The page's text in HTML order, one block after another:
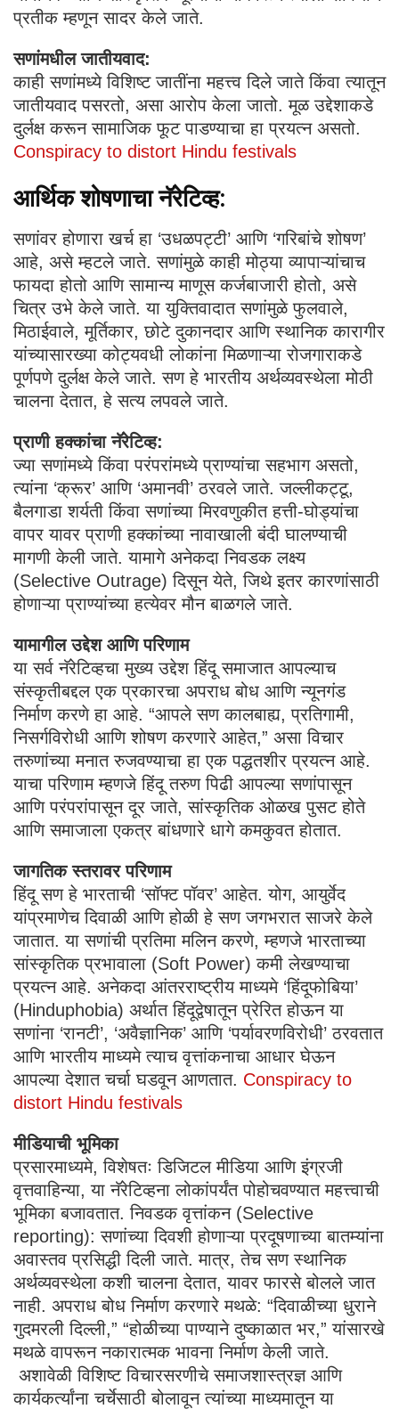
प्रतीक म्हणून सादर केले जाते.
सणांमधील जातीयवाद:
काही सणांमध्ये विशिष्ट जातींना महत्त्व दिले जाते किंवा त्यातून
जातीयवाद पसरतो, असा आरोप केला जातो. मूळ उद्देशाकडे
दुर्लक्ष करून सामाजिक फूट पाडण्याचा हा प्रयत्न असतो.
Conspiracy to distort Hindu festivals
आर्थिक शोषणाचा नॅरेटिव्ह:
सणांवर होणारा खर्च हा ‘उधळपट्टी’ आणि ‘गरिबांचे शोषण’
आहे, असे म्हटले जाते. सणांमुळे काही मोठ्या व्यापाऱ्यांचाच
फायदा होतो आणि सामान्य माणूस कर्जबाजारी होतो, असे
चित्र उभे केले जाते. या युक्तिवादात सणांमुळे फुलवाले,
मिठाईवाले, मूर्तिकार, छोटे दुकानदार आणि स्थानिक कारागीर
यांच्यासारख्या कोट्यवधी लोकांना मिळणाऱ्या रोजगाराकडे
पूर्णपणे दुर्लक्ष केले जाते. सण हे भारतीय अर्थव्यवस्थेला मोठी
चालना देतात, हे सत्य लपवले जाते.
प्राणी हक्कांचा नॅरेटिव्ह:
ज्या सणांमध्ये किंवा परंपरांमध्ये प्राण्यांचा सहभाग असतो,
त्यांना ‘क्रूर’ आणि ‘अमानवी’ ठरवले जाते. जल्लीकट्टू,
बैलगाडा शर्यती किंवा सणांच्या मिरवणुकीत हत्ती-घोड्यांचा
वापर यावर प्राणी हक्कांच्या नावाखाली बंदी घालण्याची
मागणी केली जाते. यामागे अनेकदा निवडक लक्ष्य
(Selective Outrage) दिसून येते, जिथे इतर कारणांसाठी
होणाऱ्या प्राण्यांच्या हत्येवर मौन बाळगले जाते.
यामागील उद्देश आणि परिणाम
या सर्व नॅरेटिव्हचा मुख्य उद्देश हिंदू समाजात आपल्याच
संस्कृतीबद्दल एक प्रकारचा अपराध बोध आणि न्यूनगंड
निर्माण करणे हा आहे. “आपले सण कालबाह्य, प्रतिगामी,
निसर्गविरोधी आणि शोषण करणारे आहेत,” असा विचार
तरुणांच्या मनात रुजवण्याचा हा एक पद्धतशीर प्रयत्न आहे.
याचा परिणाम म्हणजे हिंदू तरुण पिढी आपल्या सणांपासून
आणि परंपरांपासून दूर जाते, सांस्कृतिक ओळख पुसट होते
आणि समाजाला एकत्र बांधणारे धागे कमकुवत होतात.
जागतिक स्तरावर परिणाम
हिंदू सण हे भारताची ‘सॉफ्ट पॉवर’ आहेत. योग, आयुर्वेद
यांप्रमाणेच दिवाळी आणि होळी हे सण जगभरात साजरे केले
जातात. या सणांची प्रतिमा मलिन करणे, म्हणजे भारताच्या
सांस्कृतिक प्रभावाला (Soft Power) कमी लेखण्याचा
प्रयत्न आहे. अनेकदा आंतरराष्ट्रीय माध्यमे ‘हिंदूफोबिया’
(Hinduphobia) अर्थात हिंदूद्वेषातून प्रेरित होऊन या
सणांना ‘रानटी’, ‘अवैज्ञानिक’ आणि ‘पर्यावरणविरोधी’ ठरवतात
आणि भारतीय माध्यमे त्याच वृत्तांकनाचा आधार घेऊन
आपल्या देशात चर्चा घडवून आणतात. Conspiracy to
distort Hindu festivals
मीडियाची भूमिका
प्रसारमाध्यमे, विशेषतः डिजिटल मीडिया आणि इंग्रजी
वृत्तवाहिन्या, या नॅरेटिव्हना लोकांपर्यंत पोहोचवण्यात महत्त्वाची
भूमिका बजावतात. निवडक वृत्तांकन (Selective
reporting): सणांच्या दिवशी होणाऱ्या प्रदूषणाच्या बातम्यांना
अवास्तव प्रसिद्धी दिली जाते. मात्र, तेच सण स्थानिक
अर्थव्यवस्थेला कशी चालना देतात, यावर फारसे बोलले जात
नाही. अपराध बोध निर्माण करणारे मथळे: “दिवाळीच्या धुराने
गुदमरली दिल्ली,” “होळीच्या पाण्याने दुष्काळात भर,” यांसारखे
मथळे वापरून नकारात्मक भावना निर्माण केली जाते.
अशावेळी विशिष्ट विचारसरणीचे समाजशास्त्रज्ञ आणि
कार्यकर्त्यांना चर्चेसाठी बोलावून त्यांच्या माध्यमातून या